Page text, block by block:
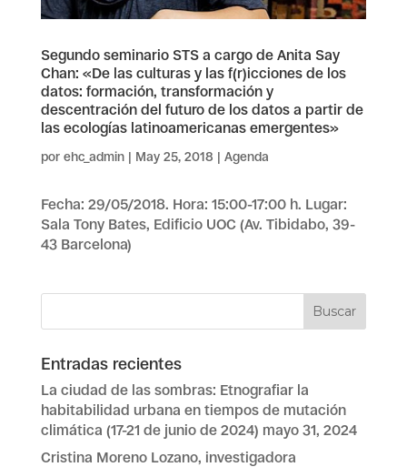
Segundo seminario STS a cargo de Anita Say
Chan: «De las culturas y las f(r)icciones de los
datos: formación, transformación y
descentración del futuro de los datos a partir de
las ecologías latinoamericanas emergentes»
por ehc_admin| May 25, 2018 | Agenda
Fecha: 29/05/2018. Hora: 15:00-17:00 h. Lugar:
Sala Tony Bates, Edificio UOC (Av. Tibidabo, 39-
43 Barcelona)
Entradas recientes
La ciudad de las sombras: Etnografiar la
habitabilidad urbana en tiempos de mutación
climática (17-21 de junio de 2024) mayo 31, 2024
Cristina Moreno Lozano, investigadora